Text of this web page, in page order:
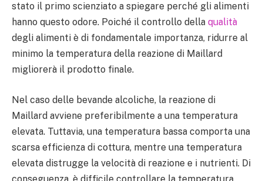
stato il primo scienziato a spiegare perché gli alimenti
hanno questo odore. Poiché il controllo della qualità
degli alimenti è di fondamentale importanza, ridurre al
minimo la temperatura della reazione di Maillard
migliorerà il prodotto finale.
Nel caso delle bevande alcoliche, la reazione di
Maillard avviene preferibilmente a una temperatura
elevata. Tuttavia, una temperatura bassa comporta una
scarsa efficienza di cottura, mentre una temperatura
elevata distrugge la velocità di reazione e i nutrienti. Di